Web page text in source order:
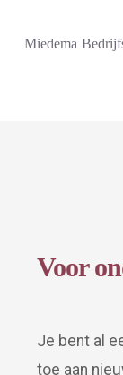
Miedema
Voor
Je bent al
toe aan